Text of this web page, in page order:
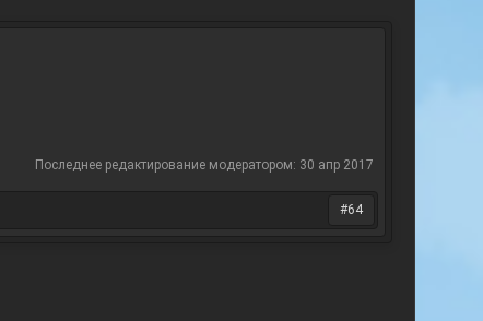
Последнее редактирование модератором: 30 апр 2017
#64